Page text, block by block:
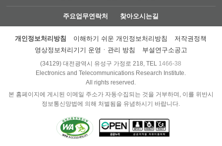
주요업무연락처 찾아오시는길
개인정보처리방침 이해하기 쉬운 개인정보처리방침
저작권정책
영상정보처리기기 운영ㆍ관리 방침
부설연구소공고
(34129) 대전광역시 유성구 가정로 218, TEL 1466-38
Electronics and Telecommunications Research Institute.
All rights reserved.
본 홈페이지에 게시된 이메일 주소가 자동수집되는 것을 거부하며, 이를 위반시
정보통신망법에 의해 처벌됨을 유념하시기 바랍니다.